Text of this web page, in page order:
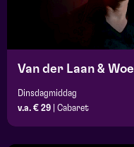
Van der Laan & Woe
Dinsdagmiddag
v.a. € 29
Cabaret